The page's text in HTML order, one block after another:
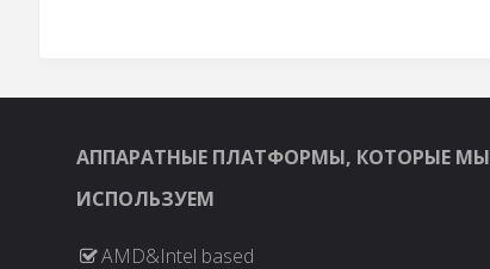
АППАРАТНЫЕ ПЛАТФОРМЫ, КОТОРЫЕ МЫ
ИСПОЛЬЗУЕМ
AMD&Intel based